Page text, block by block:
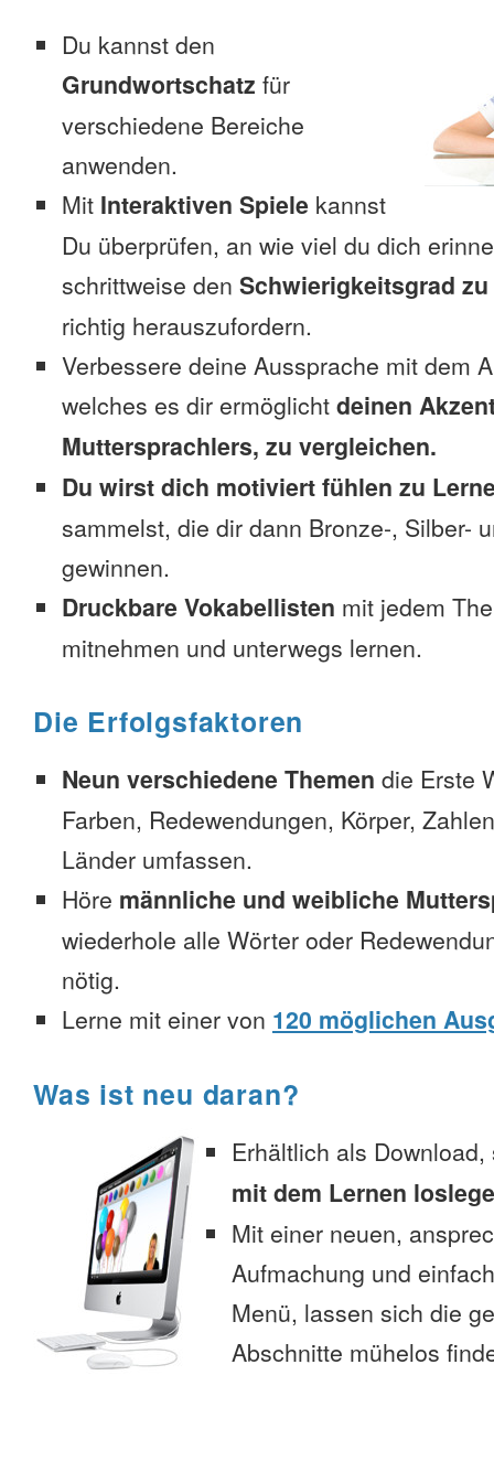
Du kannst den
Grundwortschatz für
verschiedene Bereiche
anwenden.
Mit Interaktiven Spiele kannst
Du überprüfen, an wie viel du dich
schrittweise den Schwierigkeitsgrad
richtig herauszufordern.
Verbessere deine Aussprache mit dem
welches es dir ermöglicht deinen
Muttersprachlers, zu vergleichen.
Du wirst dich motiviert fühlen zu
sammelst, die dir dann Bronze-, Silber-
gewinnen.
Druckbare Vokabellisten mit jedem
mitnehmen und unterwegs lernen.
Die Erfolgsfaktoren
Neun verschiedene Themen die Erste
Farben, Redewendungen, Körper,
Länder umfassen.
Höre männliche und weibliche
wiederhole alle Wörter oder
nötig.
Lerne mit einer von 120 möglichen
Was ist neu daran?
Erhältlich als
mit dem Lernen
Mit einer neuen,
Aufmachung und
Menü, lassen sich die
Abschnitte mühelos